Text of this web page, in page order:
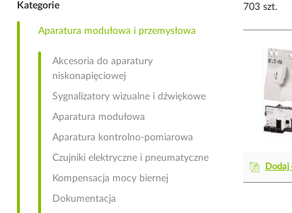
703 szt.
Dodaj
Kategorie
Aparatura modułowa i przemysłowa
Akcesoria do aparatury
niskonapięciowej
Sygnalizatory wizualne i dźwiękowe
Aparatura modułowa
Aparatura kontrolno-pomiarowa
Czujniki elektryczne i pneumatyczne
Kompensacja mocy biernej
Dokumentacja